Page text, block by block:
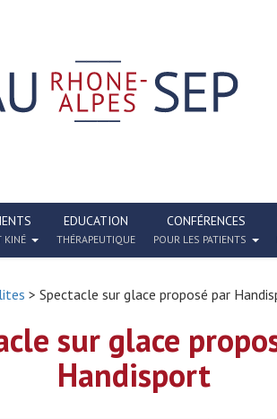
KINÉ
EDUCATION
THÉRAPEUTIQUE
CONFÉRENCES
POUR LES PATIENTS
> Spectacle sur glace proposé par
sur glace
Handisport